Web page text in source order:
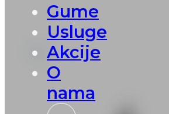
Gume
Usluge
Akcije
O
nama